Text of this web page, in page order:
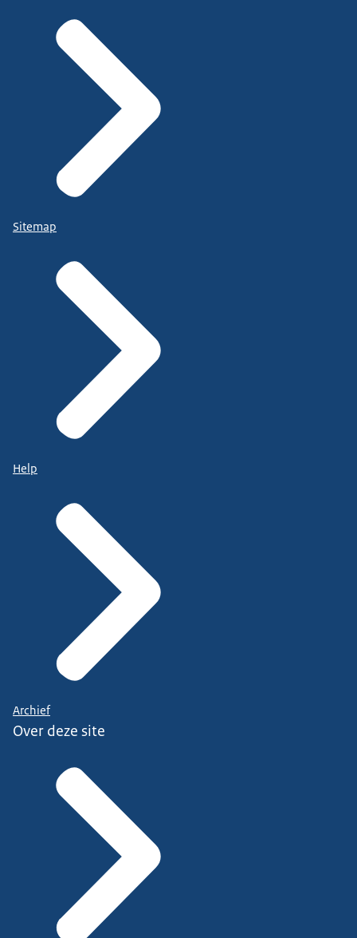
Sitemap
Help
Archief
Over deze site